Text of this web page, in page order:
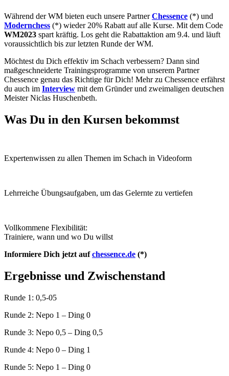
Während der WM bieten euch unsere PartnerChessence (*) und
Modernchess (*) wieder 20% Rabatt auf alle Kurse. Mit dem Code
WM2023 spart kräftig. Los geht die Rabattaktion am 9.4. und läuft
voraussichtlich bis zur letzten Runde der WM.
Möchtest du Dich effektiv im Schach verbessern? Dann sind
maßgeschneiderte Trainingsprogramme von unserem Partner
Chessence genau das Richtige für Dich! Mehr zu Chessence erfährst
du auch im Interview mit dem Gründer und zweimaligen deutschen
Meister Niclas Huschenbeth.
Was Du in den Kursen bekommst
Expertenwissen zu allen Themen im Schach in Videoform
Lehrreiche Übungsaufgaben, um das Gelernte zu vertiefen
Vollkommene Flexibilität:
Trainiere, wann und wo Du willst
Informiere Dich jetzt aufchessence.de (*)
Ergebnisse und Zwischenstand
Runde 1: 0,5-05
Runde 2: Nepo 1 – Ding 0
Runde 3: Nepo 0,5 – Ding 0,5
Runde 4: Nepo 0 – Ding 1
Runde 5: Nepo 1 – Ding 0